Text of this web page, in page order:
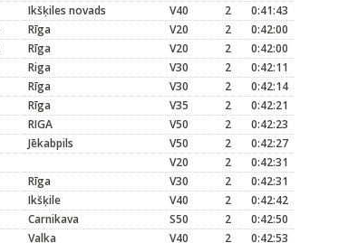
Ikšķiles novads V40 2
0:41:43
Rīga V20 2
0:42:00
Rīga V20 2
0:42:00
Riga V30 2
0:42:11
Rīga V30 2
0:42:14
Rīga V35 2
0:42:21
RIGA V50 2
0:42:23
Jēkabpils V50 2
0:42:27
V20 2
0:42:31
Rīga V30 2
0:42:31
Ikšķile V40 2
0:42:42
Carnikava S50 2
0:42:50
Valka V40 2
0:42:53